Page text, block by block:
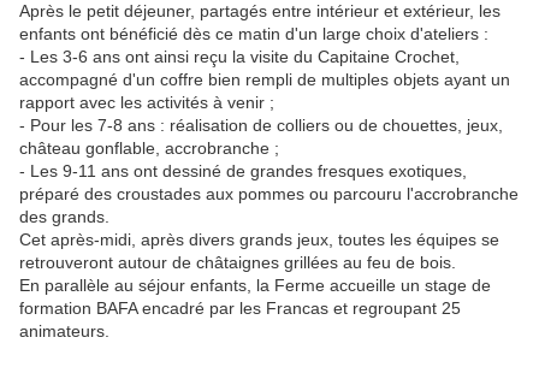
Après le petit déjeuner, partagés entre intérieur et extérieur, les
enfants ont bénéficié dès ce matin d'un large choix d'ateliers :
- Les 3-6 ans ont ainsi reçu la visite du Capitaine Crochet,
accompagné d'un coffre bien rempli de multiples objets ayant un
rapport avec les activités à venir ;
- Pour les 7-8 ans : réalisation de colliers ou de chouettes, jeux,
château gonflable, accrobranche ;
- Les 9-11 ans ont dessiné de grandes fresques exotiques,
préparé des croustades aux pommes ou parcouru l'accrobranche
des grands.
Cet après-midi, après divers grands jeux, toutes les équipes se
retrouveront autour de châtaignes grillées au feu de bois.
En parallèle au séjour enfants, la Ferme accueille un stage de
formation BAFA encadré par les Francas et regroupant 25
animateurs.